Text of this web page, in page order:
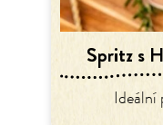
Spritz s
Ideální